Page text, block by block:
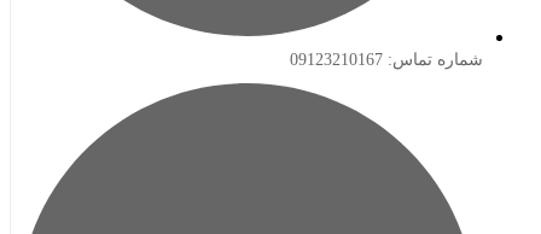
تماس: 09123210167